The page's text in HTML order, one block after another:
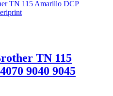
TN 115
9040 9045